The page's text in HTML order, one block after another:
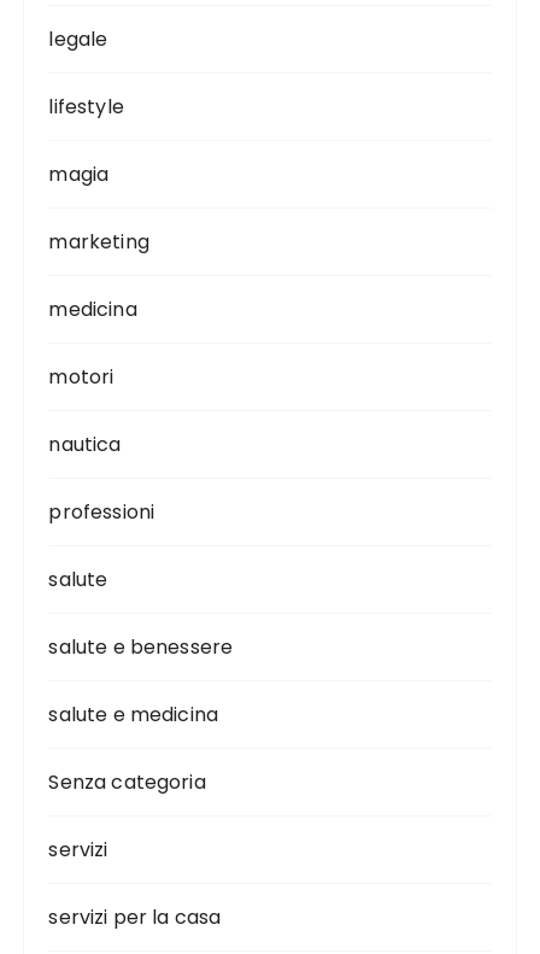
legale
lifestyle
magia
marketing
medicina
motori
nautica
professioni
salute
salute e benessere
salute e medicina
Senza categoria
servizi
servizi per la casa